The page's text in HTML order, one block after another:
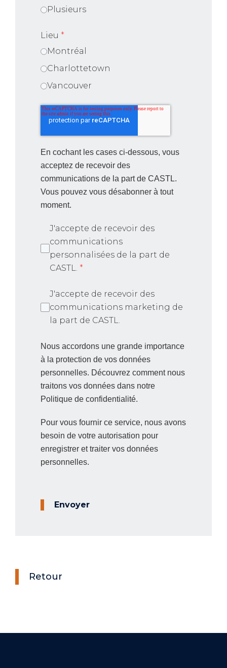
Plusieurs
Lieu *
Montréal
Charlottetown
Vancouver
En cochant les cases ci-dessous, vous
acceptez de recevoir des
communications de la part de CASTL.
Vous pouvez vous désabonner à tout
moment.
J'accepte de recevoir des
communications
personnalisées de la part de
CASTL. *
J'accepte de recevoir des
communications marketing de
la part de CASTL.
Nous accordons une grande importance
à la protection de vos données
personnelles. Découvrez comment nous
traitons vos données dans notre
Politique de confidentialité.
Pour vous fournir ce service, nous avons
besoin de votre autorisation pour
enregistrer et traiter vos données
personnelles.
Envoyer
Retour